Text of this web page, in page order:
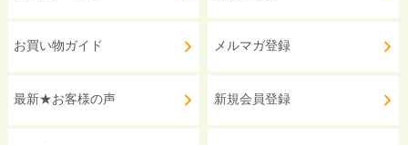
お買い物ガイド
最新★お客様の声
メルマガ登録
新規会員登録